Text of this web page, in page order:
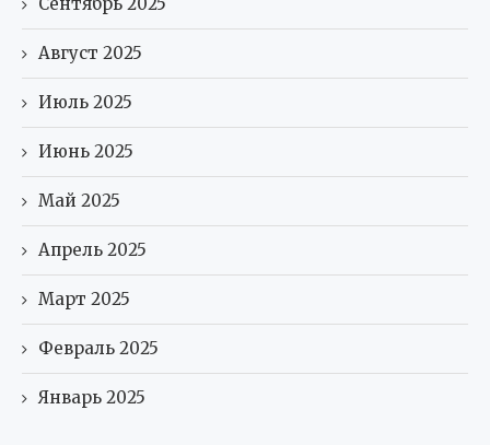
Август 2025
Июль 2025
Июнь 2025
Май 2025
Апрель 2025
Март 2025
Февраль 2025
Январь 2025